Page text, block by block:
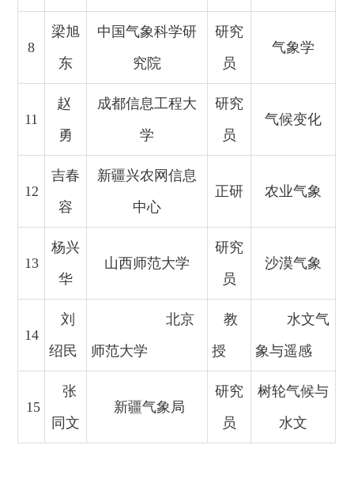
8
梁旭
东
中国气象科学研
究院
研究
员
气象学
11
赵
勇
成都信息工程大
学
研究
员
气候变化
12
吉春
容
新疆兴农网信息
中心
正研 农业气象
13
杨兴
华
山西师范大学
研究
员
沙漠气象
14
刘
绍民
北京
师范大学
教
授
水文气
象与遥感
15
张
同文
新疆气象局
研究
员
树轮气候与
水文